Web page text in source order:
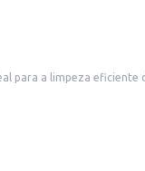
para a limpeza